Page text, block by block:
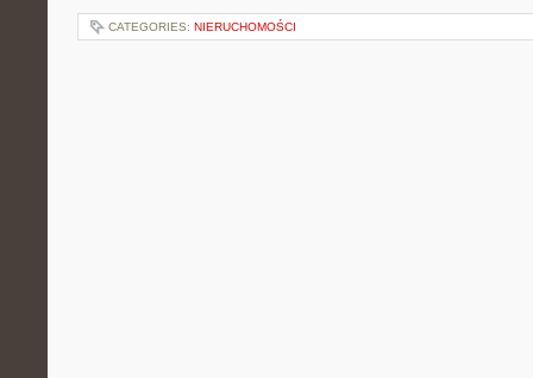
CATEGORIES: NIERUCHOMOŚCI